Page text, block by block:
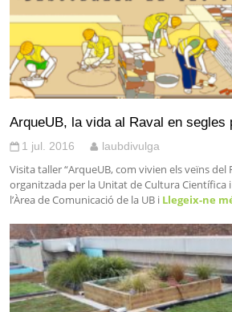
ArqueUB, la vida al Raval en segles
1 jul. 2016 laubdivulga
Visita taller “ArqueUB, com vivien els veïns del
organitzada per la Unitat de Cultura Científica
l’Àrea de Comunicació de la UB i Llegeix-ne